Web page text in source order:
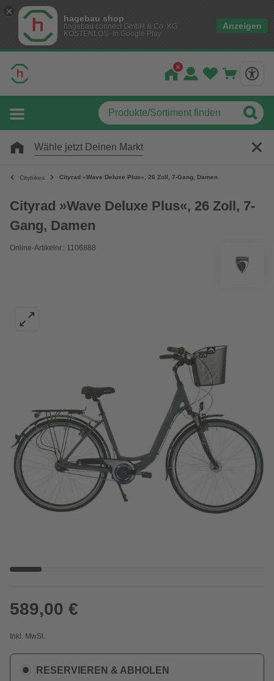
hagebau shop
hagebau connect GmbH & Co. KG
KOSTENLOS- In Google Play
Anzeigen
Wähle jetzt Deinen Markt
Citybikes Cityrad »Wave Deluxe Plus«, 26 Zoll, 7-Gang, Damen
Cityrad »Wave Deluxe Plus«, 26 Zoll, 7-
Gang, Damen
Online-Artikelnr.: 1106888
589,00 €
Inkl. MwSt.
RESERVIEREN & ABHOLEN